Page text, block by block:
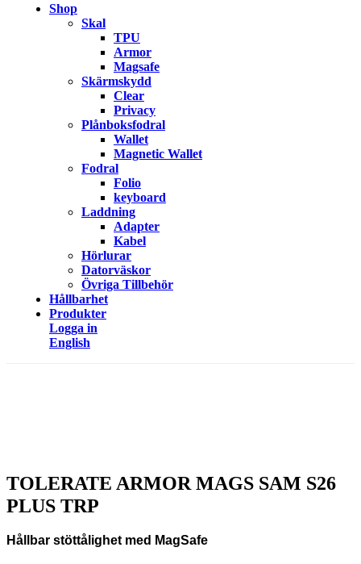
Shop
Skal
TPU
Armor
Magsafe
Skärmskydd
Clear
Privacy
Plånboksfodral
Wallet
Magnetic Wallet
Fodral
Folio
keyboard
Laddning
Adapter
Kabel
Hörlurar
Datorväskor
Övriga Tillbehör
Hållbarhet
Produkter
Logga in
English
TOLERATE ARMOR MAGS SAM S26
PLUS TRP
Hållbar stöttålighet med MagSafe